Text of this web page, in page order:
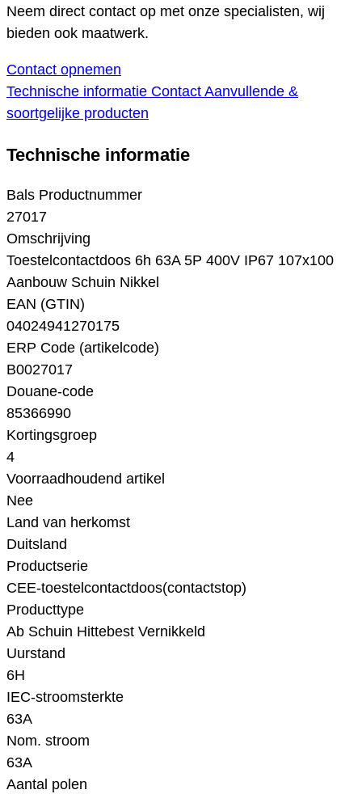
Neem direct contact op met onze specialisten, wij
bieden ook maatwerk.
Contact opnemen
Technische informatie Contact Aanvullende &
soortgelijke producten
Technische informatie
Bals Productnummer
27017
Omschrijving
Toestelcontactdoos 6h 63A 5P 400V IP67 107x100
Aanbouw Schuin Nikkel
EAN (GTIN)
04024941270175
ERP Code (artikelcode)
B0027017
Douane-code
85366990
Kortingsgroep
4
Voorraadhoudend artikel
Nee
Land van herkomst
Duitsland
Productserie
CEE-toestelcontactdoos(contactstop)
Producttype
Ab Schuin Hittebest Vernikkeld
Uurstand
6H
IEC-stroomsterkte
63A
Nom. stroom
63A
Aantal polen